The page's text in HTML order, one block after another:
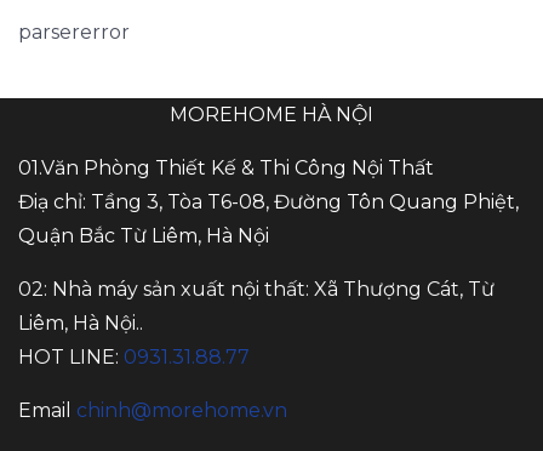
parsererror
MOREHOME HÀ NỘI
01.Văn Phòng Thiết Kế & Thi Công Nội Thất
Điạ chỉ: Tầng 3, Tòa T6-08, Đường Tôn Quang Phiệt,
Quận Bắc Từ Liêm, Hà Nội
02: Nhà máy sản xuất nội thất: Xã Thượng Cát, Từ
Liêm, Hà Nội..
HOT LINE: 0931.31.88.77
Email chinh@morehome.vn